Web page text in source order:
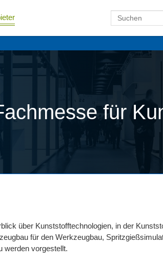
für
über Kunststofftechnologien, in der
für den Werkzeugbau,
werden vorgestellt.